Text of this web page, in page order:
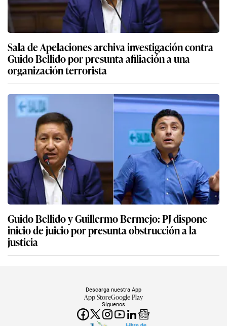
Sala de Apelaciones archiva investigación contra
Guido Bellido por presunta afiliación a una
organización terrorista
Guido Bellido y Guillermo Bermejo: PJ dispone
inicio de juicio por presunta obstrucción a la
justicia
Síguenos
Descarga nuestra App
App StoreGoogle Play